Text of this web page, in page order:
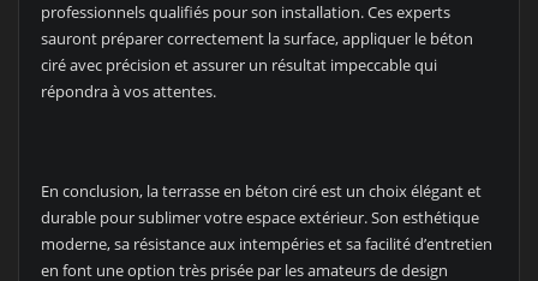
professionnels qualifiés pour son installation. Ces experts
sauront préparer correctement la surface, appliquer le béton
ciré avec précision et assurer un résultat impeccable qui
répondra à vos attentes.
En conclusion, la terrasse en béton ciré est un choix élégant et
durable pour sublimer votre espace extérieur. Son esthétique
moderne, sa résistance aux intempéries et sa facilité d’entretien
en font une option très prisée par les amateurs de design